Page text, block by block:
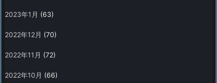
2023年1月 (63)
2022年12月 (70)
2022年11月 (72)
2022年10月 (66)